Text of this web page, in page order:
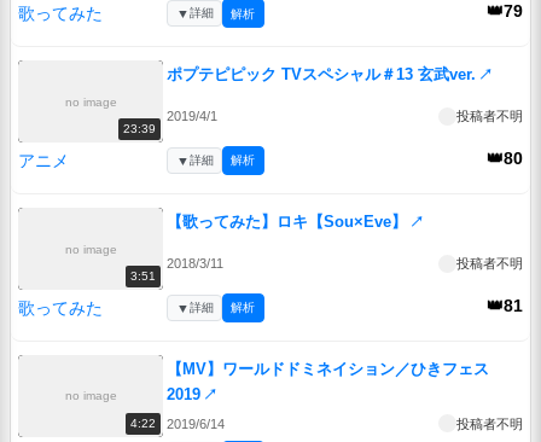
歌ってみた 👑79
▼詳細 解析
no image
23:39
ポプテピピック TVスペシャル＃13 玄武ver. ↗
2019/4/1 投稿者不明
アニメ 👑80
▼詳細 解析
no image
3:51
【歌ってみた】ロキ【Sou×Eve】 ↗
2018/3/11 投稿者不明
歌ってみた 👑81
▼詳細 解析
no image
4:22
【MV】ワールドドミネイション／ひきフェス
2019 ↗
2019/6/14 投稿者不明